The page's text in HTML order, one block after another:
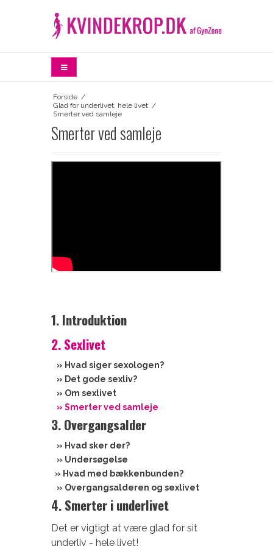
Forside /
Glad for underlivet, hele livet /
Smerter ved samleje
Smerter ved samleje
1. Introduktion
2. Sexlivet
» Hvad siger sexologen?
» Det gode sexliv?
» Om sexlivet
» Smerter ved samleje
3. Overgangsalder
» Hvad sker der?
» Undersøgelse
» Hvad med bækkenbunden?
» Overgangsalderen og sexlivet
4. Smerter i underlivet
Det er vigtigt at være glad for sit
underliv - hele livet!